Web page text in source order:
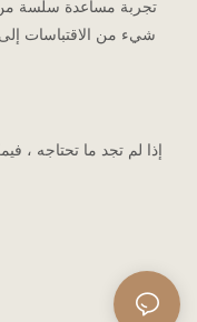
تجربة مساعدة سلسة من
شيء من الاقتباسات
إذا لم تجد ما تحتاجه ،